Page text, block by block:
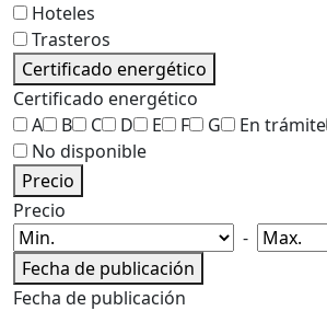
Hoteles
Trasteros
Certificado energético
Certificado energético
A
B C D E F G En trámite
No disponible
Precio
Precio
-
Fecha de publicación
Fecha de publicación